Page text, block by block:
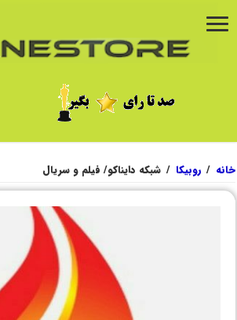
خانه / روبیکا / شبکه دایناکو/ فیلم و سریال